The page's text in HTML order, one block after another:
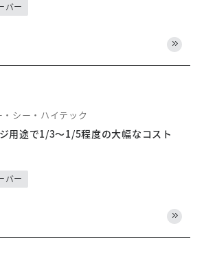
バー
用途で1/3～1/5程度の大幅なコスト
シー・ハイテック
バー